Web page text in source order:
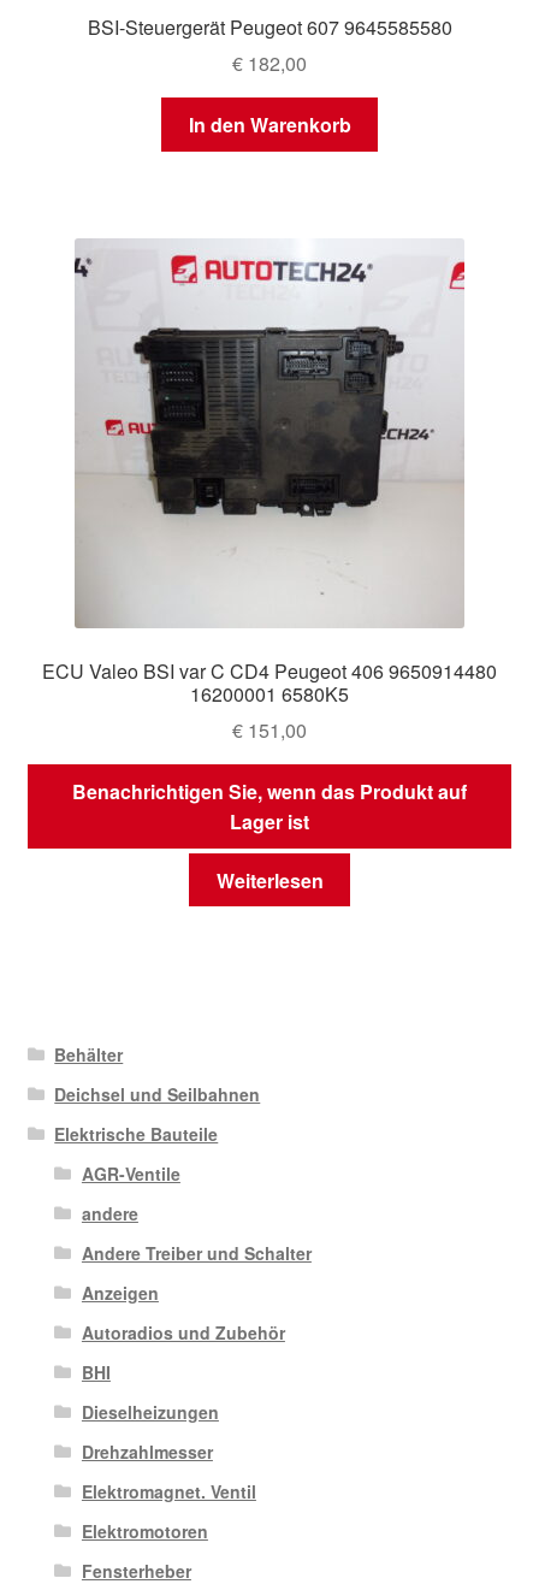
BSI-Steuergerät Peugeot 607 9645585580
€ 182,00
In den Warenkorb
ECU Valeo BSI var C CD4 Peugeot 406 9650914480
16200001 6580K5
€ 151,00
Benachrichtigen Sie, wenn das Produkt auf
Lager ist
Weiterlesen
Behälter
Deichsel und Seilbahnen
Elektrische Bauteile
AGR-Ventile
andere
Andere Treiber und Schalter
Anzeigen
Autoradios und Zubehör
BHI
Dieselheizungen
Drehzahlmesser
Elektromagnet. Ventil
Elektromotoren
Fensterheber